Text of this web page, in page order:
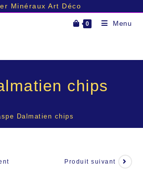
Minéraux Art Déco
0 Menu
chips
Dalmatien chips
Produit suivant